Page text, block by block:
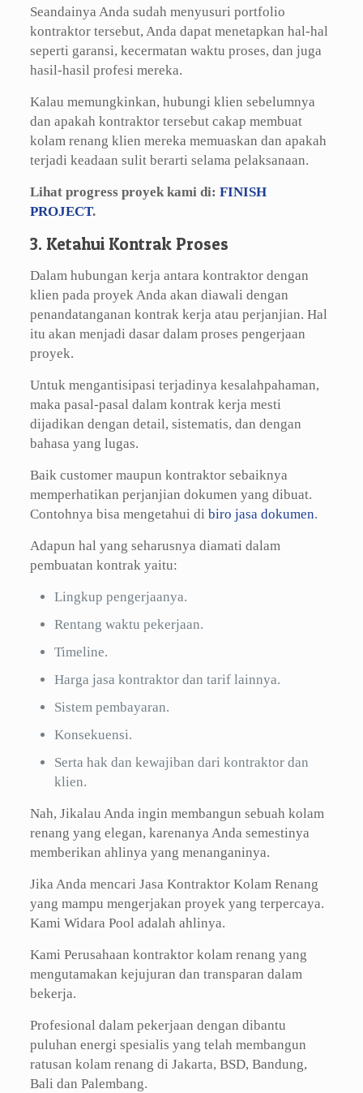
Seandainya Anda sudah menyusuri portfolio
kontraktor tersebut, Anda dapat menetapkan hal-hal
seperti garansi, kecermatan waktu proses, dan juga
hasil-hasil profesi mereka.
Kalau memungkinkan, hubungi klien sebelumnya
dan apakah kontraktor tersebut cakap membuat
kolam renang klien mereka memuaskan dan apakah
terjadi keadaan sulit berarti selama pelaksanaan.
Lihat progress proyek kami di: FINISH
PROJECT.
3. Ketahui Kontrak Proses
Dalam hubungan kerja antara kontraktor dengan
klien pada proyek Anda akan diawali dengan
penandatanganan kontrak kerja atau perjanjian. Hal
itu akan menjadi dasar dalam proses pengerjaan
proyek.
Untuk mengantisipasi terjadinya kesalahpahaman,
maka pasal-pasal dalam kontrak kerja mesti
dijadikan dengan detail, sistematis, dan dengan
bahasa yang lugas.
Baik customer maupun kontraktor sebaiknya
memperhatikan perjanjian dokumen yang dibuat.
Contohnya bisa mengetahui di biro jasa dokumen.
Adapun hal yang seharusnya diamati dalam
pembuatan kontrak yaitu:
Lingkup pengerjaanya.
Rentang waktu pekerjaan.
Timeline.
Harga jasa kontraktor dan tarif lainnya.
Sistem pembayaran.
Konsekuensi.
Serta hak dan kewajiban dari kontraktor dan
klien.
Nah, Jikalau Anda ingin membangun sebuah kolam
renang yang elegan, karenanya Anda semestinya
memberikan ahlinya yang menanganinya.
Jika Anda mencari Jasa Kontraktor Kolam Renang
yang mampu mengerjakan proyek yang terpercaya.
Kami Widara Pool adalah ahlinya.
Kami Perusahaan kontraktor kolam renang yang
mengutamakan kejujuran dan transparan dalam
bekerja.
Profesional dalam pekerjaan dengan dibantu
puluhan energi spesialis yang telah membangun
ratusan kolam renang di Jakarta, BSD, Bandung,
Bali dan Palembang.